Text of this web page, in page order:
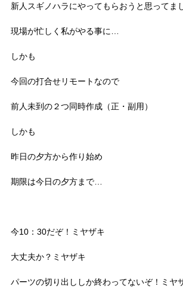
新人スギノハラにやってもらおうと思ってま
現場が忙しく私がやる事に…
しかも
今回の打合せリモートなので
前人未到の２つ同時作成（正・副用）
しかも
昨日の夕方から作り始め
期限は今日の夕方まで…
今10：30だぞ！ミヤザキ
大丈夫か？ミヤザキ
パーツの切り出ししか終わってないぞ！ミヤ